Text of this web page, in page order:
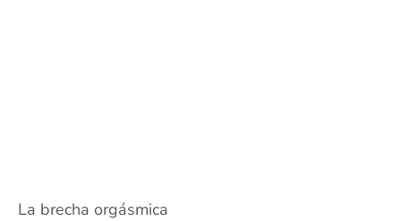
La brecha orgásmica